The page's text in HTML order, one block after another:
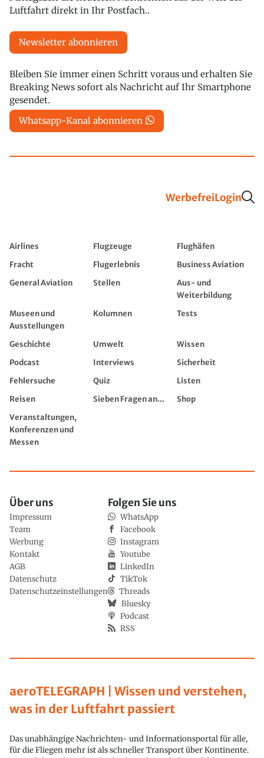
Luftfahrt direkt in Ihr Postfach..
Newsletter abonnieren
Bleiben Sie immer einen Schritt voraus und erhalten Sie
Breaking News sofort als Nachricht auf Ihr Smartphone
gesendet.
Whatsapp-Kanal abonnieren
WerbefreiLogin
Airlines Flugzeuge
Flughäfen
Fracht
Flugerlebnis
Business Aviation
General Aviation
Stellen
Aus- und
Weiterbildung
Museen und
Ausstellungen
Kolumnen Tests
Geschichte Umwelt
Wissen
Podcast
Interviews
Sicherheit
Fehlersuche
Quiz
Listen
Reisen
Sieben Fragen an...
Shop
Veranstaltungen,
Konferenzen und
Messen
aeroTELEGRAPH | Wissen und verstehen,
was in der Luftfahrt passiert
Das unabhängige Nachrichten- und Informationsportal für alle,
für die Fliegen mehr ist als schneller Transport über Kontinente.
Über uns
Impressum
Team
Werbung
Kontakt
AGB
Datenschutz
Datenschutzeinstellungen
Folgen Sie uns
WhatsApp
Facebook
Instagram
Youtube
LinkedIn
TikTok
Threads
Bluesky
Podcast
RSS